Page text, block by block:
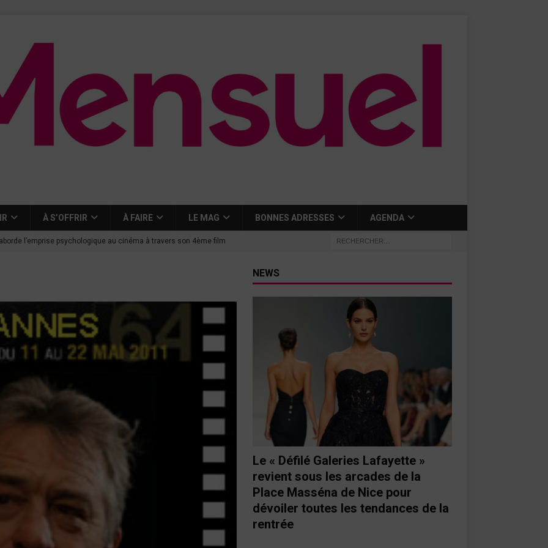
À S’OFFRIR À FAIRE LE MAG BONNES ADRESSES AGENDA
l’emprise psychologique au cinéma à travers son 4ème film
va ouvrir ses portes à Mandelieu
Thierry dévoilent au cinéma ce que devient « La vie d’une
qu’aux autres CINÉMA
de Nice au cœur de l’hôtel Holiday Inn mise sur le charme, la
Lafayette » revient sous les arcades de la Place Masséna de Nice
la rentrée
NEWS
Le « Défilé Galeries Lafayette »
revient sous les arcades de la
Place Masséna de Nice pour
dévoiler toutes les tendances de la
rentrée